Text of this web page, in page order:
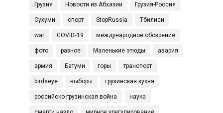
Грузия Новости из Абхазии Грузия-Россия
Сухуми спорт StopRussia Тбилиси
war COVID‑19 международное обозрение
фото разное Маленькие этюды авария
армия Батуми горы транспорт
birdseye выборы грузинская кухня
российско-грузинская война наука